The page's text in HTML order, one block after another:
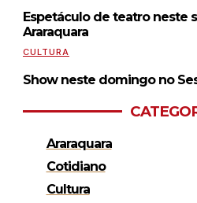
Espetáculo de teatro neste
Araraquara
CULTURA
Show neste domingo no
Araraquara
Cotidiano
Cultura